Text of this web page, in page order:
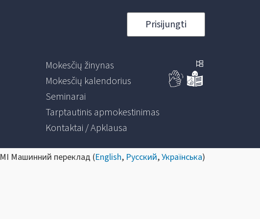
Prisijungti
Mokesčių žinynas
Mokesčių kalendorius
Seminarai
Tarptautinis apmokestinimas
Kontaktai / Apklausa
Машинний переклад (English, Русский,Українська)